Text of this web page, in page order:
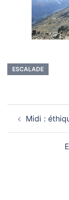
ESCALADE
d’article
Midi :